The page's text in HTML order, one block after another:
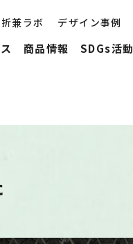
折兼ラボ デザイン事例
商品情報 SDGs活動